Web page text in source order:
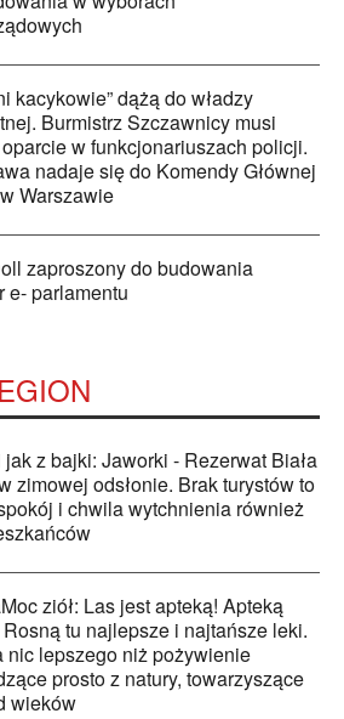
kacykowie” dążą do władzy
Burmistrz Szczawnicy musi
w funkcjonariuszach policji.
nadaje się do Komendy Głównej
Warszawie
zaproszony do budowania
e- parlamentu
z bajki: Jaworki - Rezerwat Biała
zimowej odsłonie. Brak turystów to
i chwila wytchnienia również
ziół: Las jest apteką! Apteką
Rosną tu najlepsze i najtańsze leki.
nic lepszego niż pożywienie
prosto z natury, towarzyszące
wieków